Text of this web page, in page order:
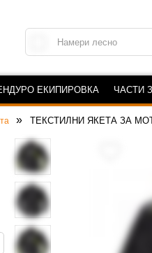
ЕКИПИРОВКА ЧАСТИ
ТЕКСТИЛНИ ЯКЕТА ЗА